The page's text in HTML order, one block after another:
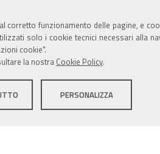
corretto funzionamento delle pagine, e
solo i cookie tecnici necessari alla
cookie".
la nostra Cookie Policy.
PERSONALIZZA